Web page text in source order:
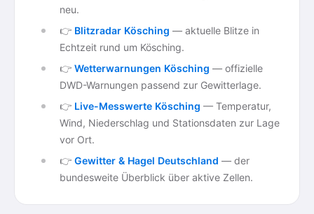
neu.
👉 Blitzradar Kösching — aktuelle Blitze in
Echtzeit rund um Kösching.
👉 Wetterwarnungen Kösching — offizielle
DWD-Warnungen passend zur Gewitterlage.
👉 Live-Messwerte Kösching — Temperatur,
Wind, Niederschlag und Stationsdaten zur Lage
vor Ort.
👉 Gewitter & Hagel Deutschland — der
bundesweite Überblick über aktive Zellen.